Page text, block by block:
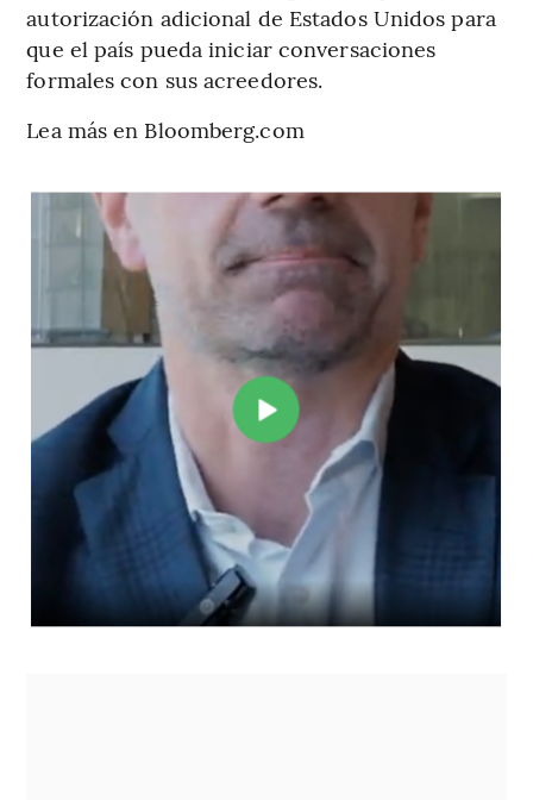
autorización adicional de Estados Unidos para
que el país pueda iniciar conversaciones
formales con sus acreedores.
Lea más en Bloomberg.com